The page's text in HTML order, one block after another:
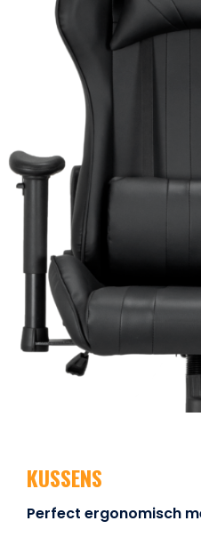
KUSSENS
Perfect ergonomisch